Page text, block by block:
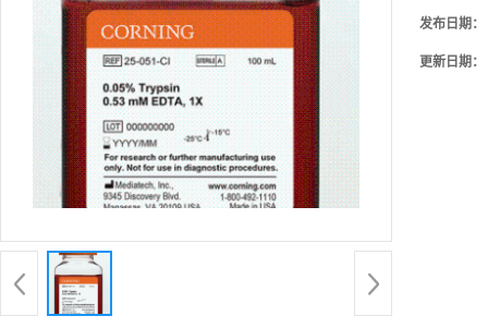
发布日期：
更新日期：